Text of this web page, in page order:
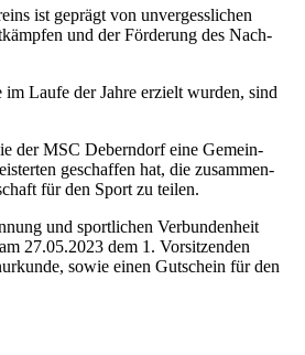
ist geprägt von unver­gess­li­chen
und der Förde­rung des Nach­
Laufe der Jahre erzielt wurden, sind
der MSC Debern­dorf eine Gemein­
geschaf­fen hat, die zusam­men­
für den Sport zu teilen.
und sport­li­chen Verbun­den­heit
27.05.2023 dem 1. Vorsit­zen­den
sowie einen Gutschein für den